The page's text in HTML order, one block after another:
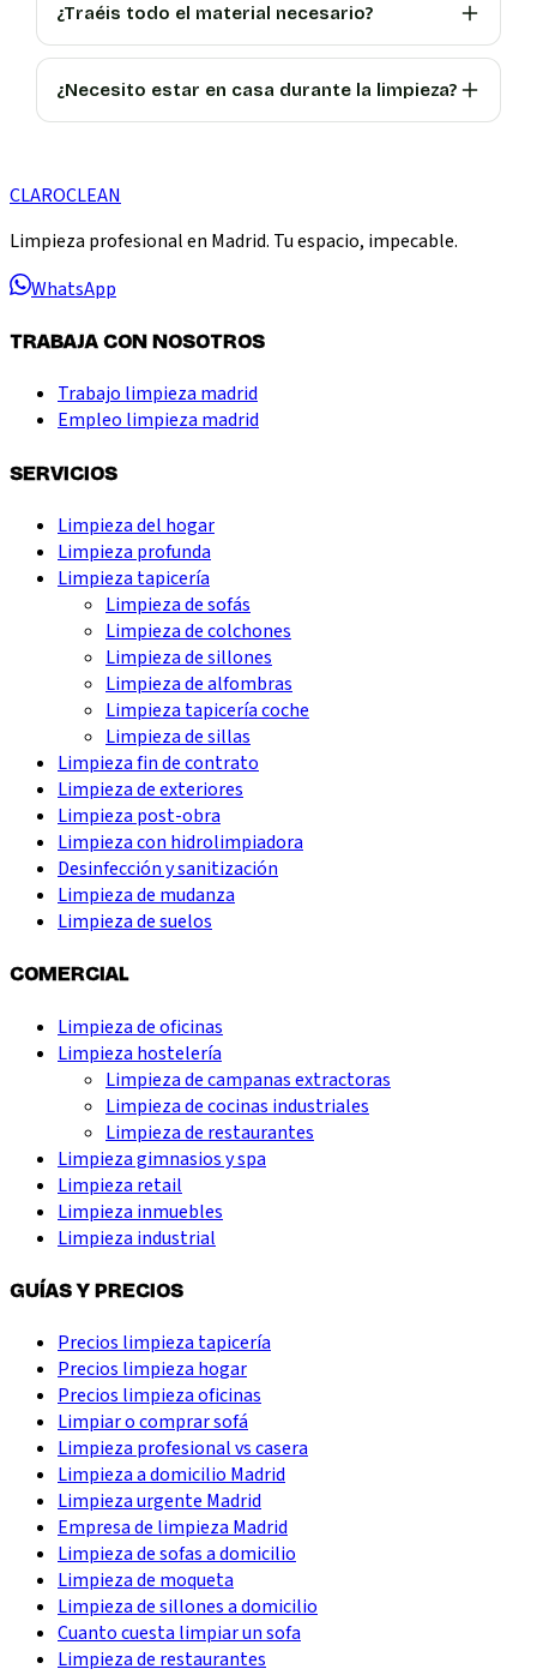
¿Traéis todo el material necesario?
¿Necesito estar en casa durante la limpieza?
CLAROCLEAN
Limpieza profesional en Madrid. Tu espacio, impecable.
WhatsApp
TRABAJA CON NOSOTROS
Trabajo limpieza madrid
Empleo limpieza madrid
SERVICIOS
Limpieza del hogar
Limpieza profunda
Limpieza tapicería
Limpieza de sofás
Limpieza de colchones
Limpieza de sillones
Limpieza de alfombras
Limpieza tapicería coche
Limpieza de sillas
Limpieza fin de contrato
Limpieza de exteriores
Limpieza post-obra
Limpieza con hidrolimpiadora
Desinfección y sanitización
Limpieza de mudanza
Limpieza de suelos
COMERCIAL
Limpieza de oficinas
Limpieza hostelería
Limpieza de campanas extractoras
Limpieza de cocinas industriales
Limpieza de restaurantes
Limpieza gimnasios y spa
Limpieza retail
Limpieza inmuebles
Limpieza industrial
GUÍAS Y PRECIOS
Precios limpieza tapicería
Precios limpieza hogar
Precios limpieza oficinas
Limpiar o comprar sofá
Limpieza profesional vs casera
Limpieza a domicilio Madrid
Limpieza urgente Madrid
Empresa de limpieza Madrid
Limpieza de sofas a domicilio
Limpieza de moqueta
Limpieza de sillones a domicilio
Cuanto cuesta limpiar un sofa
Limpieza de restaurantes